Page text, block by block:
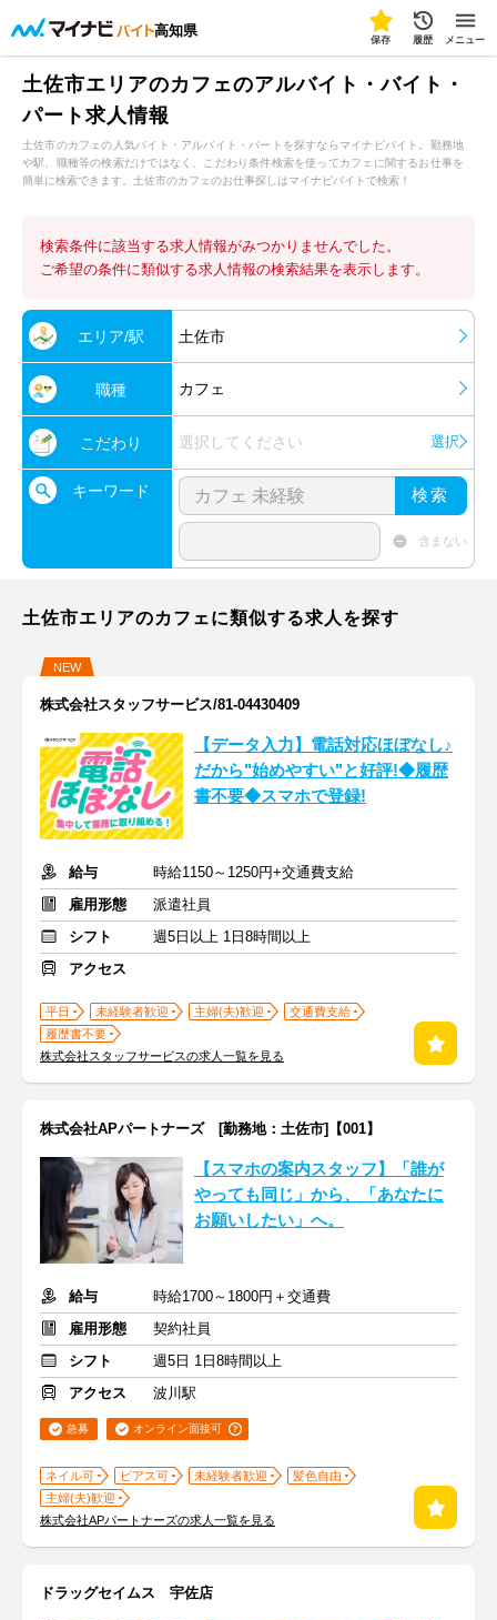
高知県
保存 履歴 メニュー
土佐市エリアのカフェのアルバイト・バイト・
パート求人情報
土佐市のカフェの人気バイト・アルバイト・パートを探すならマイナビバイト。勤務地
や駅、職種等の検索だけではなく、こだわり条件検索を使ってカフェに関するお仕事を
簡単に検索できます。土佐市のカフェのお仕事探しはマイナビバイトで検索！
検索条件に該当する求人情報がみつかりませんでした。
ご希望の条件に類似する求人情報の検索結果を表示します。
エリア/駅 土佐市
職種 カフェ
こだわり 選択してください 選択
キーワード 検索
含まない
土佐市エリアのカフェに類似する求人を探す
NEW
株式会社スタッフサービス/81-04430409
【データ入力】電話対応ほぼなし♪
だから"始めやすい"と好評!◆履歴
書不要◆スマホで登録!
給与
時給1150～1250円+交通費支給
雇用形態
派遣社員
シフト
週5日以上 1日8時間以上
アクセス
平日 未経験者歓迎 主婦(夫)歓迎
交通費支給
履歴書不要
株式会社スタッフサービスの求人一覧を見る
株式会社APパートナーズ [勤務地：土佐市]【001】
【スマホの案内スタッフ】「誰が
やっても同じ」から、「あなたに
お願いしたい」へ。
給与
時給1700～1800円＋交通費
雇用形態
契約社員
シフト
週5日 1日8時間以上
アクセス
波川駅
急募 オンライン面接可
ネイル可 ピアス可 未経験者歓迎
髪色自由
主婦(夫)歓迎
株式会社APパートナーズの求人一覧を見る
ドラッグセイムス 宇佐店